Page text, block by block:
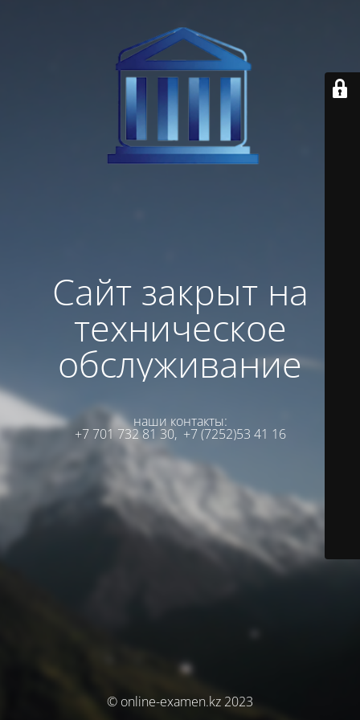
Сайт закрыт на
техническое
обслуживание
наши контакты:
+7 701 732 81 30, +7 (7252)53 41 16
© online-examen.kz 2023